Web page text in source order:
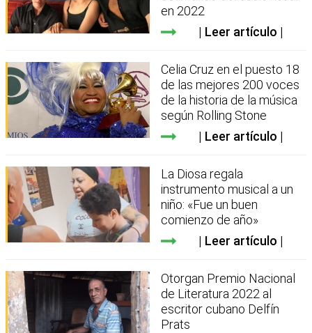
en 2022
Leer artículo
Celia Cruz en el puesto 18
de las mejores 200 voces
de la historia de la música
según Rolling Stone
Leer artículo
La Diosa regala
instrumento musical a un
niño: «Fue un buen
comienzo de año»
Leer artículo
Otorgan Premio Nacional
de Literatura 2022 al
escritor cubano Delfín
Prats